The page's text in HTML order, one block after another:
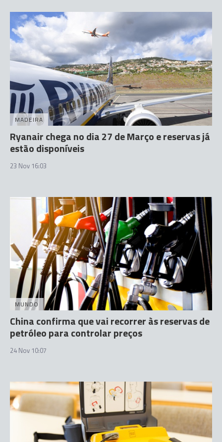
MADEIRA
Ryanair chega no dia 27 de Março e reservas já
estão disponíveis
23 Nov 16:03
MUNDO
China confirma que vai recorrer às reservas de
petróleo para controlar preços
24 Nov 10:07